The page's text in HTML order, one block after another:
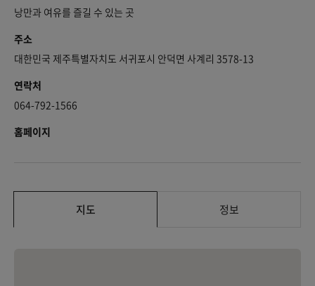
낭만과 여유를 즐길 수 있는 곳
주소
대한민국 제주특별자치도 서귀포시 안덕면 사계리 3578-13
연락처
064-792-1566
홈페이지
지도 정보